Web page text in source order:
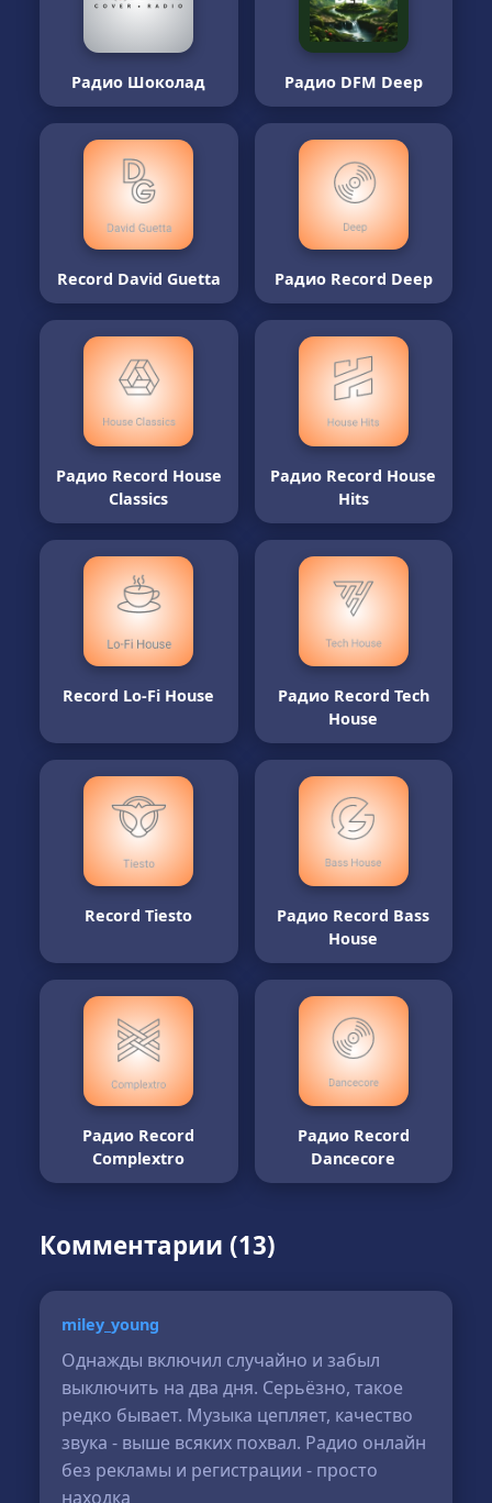
Радио Шоколад Радио DFM Deep
Record David Guetta Радио Record Deep
Радио Record House
Classics
Радио Record House
Hits
Record Lo-Fi House
Радио Record Tech
House
Record Tiesto
Радио Record Bass
House
Радио Record
Complextro
Радио Record
Dancecore
Комментарии (13)
miley_young
Однажды включил случайно и забыл
выключить на два дня. Серьёзно, такое
редко бывает. Музыка цепляет, качество
звука - выше всяких похвал. Радио онлайн
без рекламы и регистрации - просто
находка